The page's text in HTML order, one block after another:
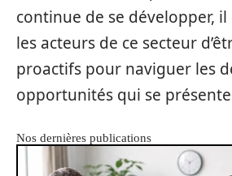
continue de se développer,
les acteurs de ce secteur
proactifs pour naviguer les
opportunités qui se
Nos dernières publications